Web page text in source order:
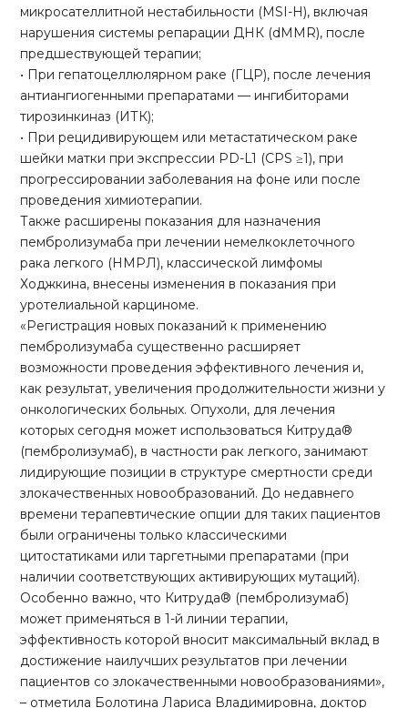
микросателлитной нестабильности (MSI-H), включая
нарушения системы репарации ДНК (dMMR), после
предшествующей терапии;
• При гепатоцеллюлярном раке (ГЦР), после лечения
антиангиогенными препаратами — ингибиторами
тирозинкиназ (ИТК);
• При рецидивирующем или метастатическом раке
шейки матки при экспрессии PD-L1 (CPS ≥1), при
прогрессировании заболевания на фоне или после
проведения химиотерапии.
Также расширены показания для назначения
пембролизумаба при лечении немелкоклеточного
рака легкого (НМРЛ), классической лимфомы
Ходжкина, внесены изменения в показания при
уротелиальной карциноме.
«Регистрация новых показаний к применению
пембролизумаба существенно расширяет
возможности проведения эффективного лечения и,
как результат, увеличения продолжительности жизни у
онкологических больных. Опухоли, для лечения
которых сегодня может использоваться Китруда®
(пембролизумаб), в частности рак легкого, занимают
лидирующие позиции в структуре смертности среди
злокачественных новообразований. До недавнего
времени терапевтические опции для таких пациентов
были ограничены только классическими
цитостатиками или таргетными препаратами (при
наличии соответствующих активирующих мутаций).
Особенно важно, что Китруда® (пембролизумаб)
может применяться в 1-й линии терапии,
эффективность которой вносит максимальный вклад в
достижение наилучших результатов при лечении
пациентов со злокачественными новообразованиями»,
– отметила Болотина Лариса Владимировна, доктор